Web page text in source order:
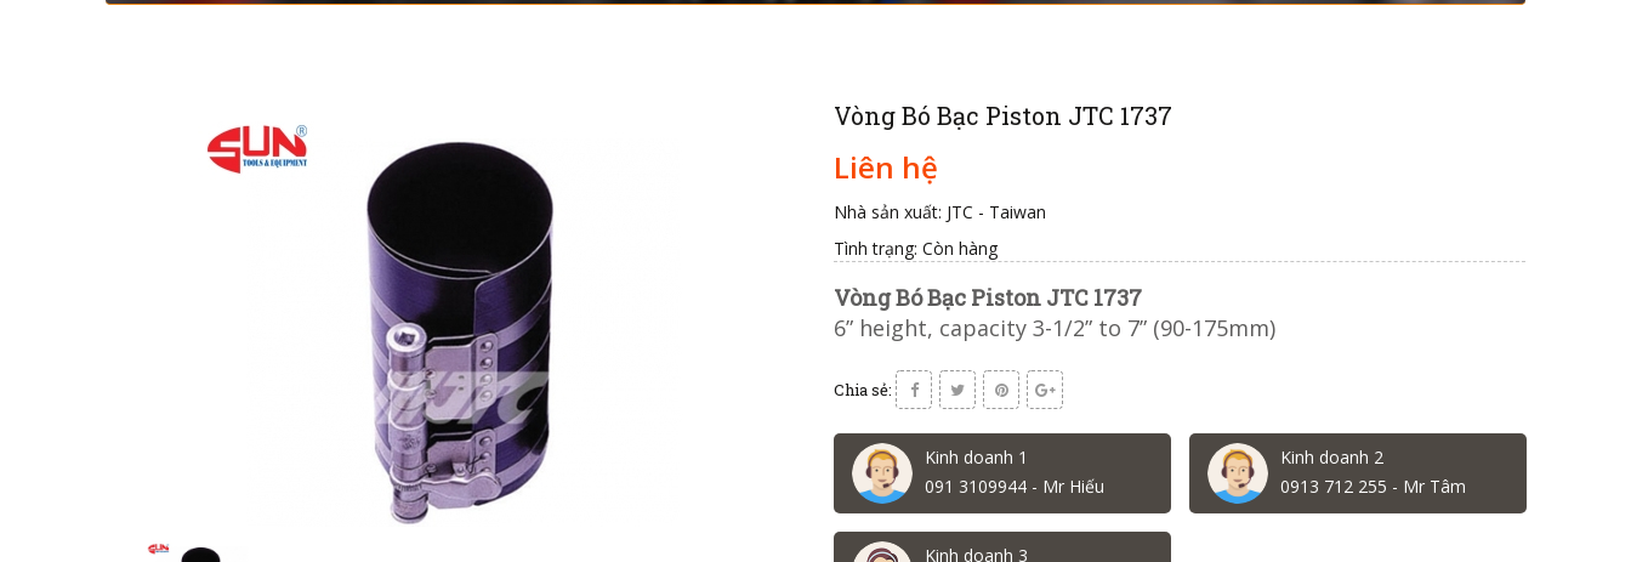
Vòng Bó Bạc Piston JTC 1737
Liên hệ
Nhà sản xuất: JTC - Taiwan
Tình trạng: Còn hàng
Vòng Bó Bạc Piston JTC 1737
6” height, capacity 3-1/2” to 7” (90-175mm)
Chia sẻ:
Kinh doanh 1
091 3109944 - Mr Hiếu
Kinh doanh 2
0913 712 255 - Mr Tâm
Kinh doanh 3